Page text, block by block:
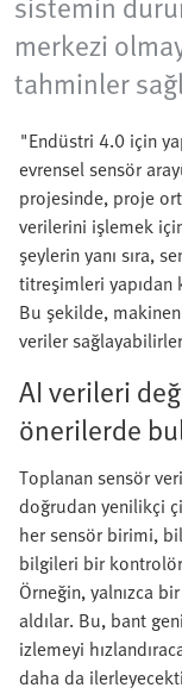
merkezi
tahminler
"Endüstri 4.0 için
evrensel sensör
projesinde, proje
verilerini işlemek
şeylerin yanı sıra,
titreşimleri yapıdan
Bu şekilde,
veriler
AI verileri
önerilerde
Toplanan sensör
doğrudan yenilikçi
her sensör birimi,
bilgileri bir
Örneğin, yalnızca
aldılar. Bu, bant
izlemeyi
daha da